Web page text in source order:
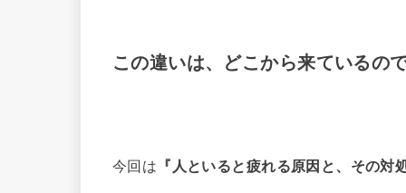
この違いは、どこから来ているの
今回は 『人といると疲れる原因と、その対